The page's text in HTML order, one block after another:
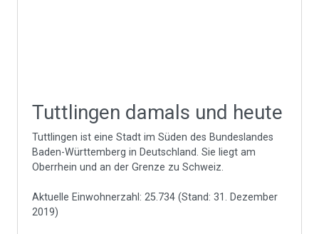
Tuttlingen damals und heute
Tuttlingen ist eine Stadt im Süden des Bundeslandes
Baden-Württemberg in Deutschland. Sie liegt am
Oberrhein und an der Grenze zu Schweiz.
Aktuelle Einwohnerzahl: 25.734 (Stand: 31. Dezember
2019)